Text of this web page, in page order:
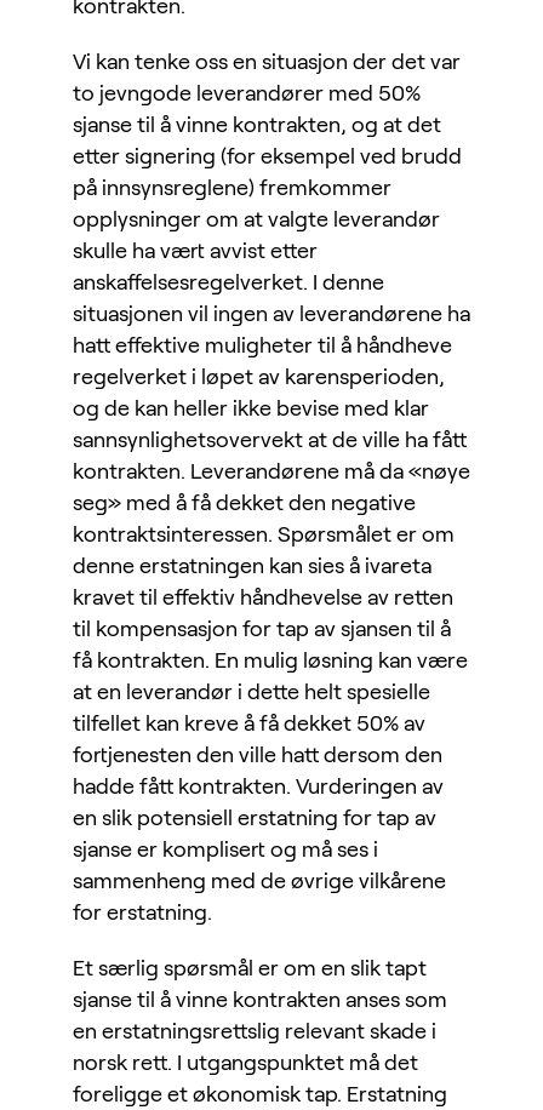
kontrakten.
Vi kan tenke oss en situasjon der det var
to jevngode leverandører med 50%
sjanse til å vinne kontrakten, og at det
etter signering (for eksempel ved brudd
på innsynsreglene) fremkommer
opplysninger om at valgte leverandør
skulle ha vært avvist etter
anskaffelsesregelverket. I denne
situasjonen vil ingen av leverandørene ha
hatt effektive muligheter til å håndheve
regelverket i løpet av karensperioden,
og de kan heller ikke bevise med klar
sannsynlighetsovervekt at de ville ha fått
kontrakten. Leverandørene må da «nøye
seg» med å få dekket den negative
kontraktsinteressen. Spørsmålet er om
denne erstatningen kan sies å ivareta
kravet til effektiv håndhevelse av retten
til kompensasjon for tap av sjansen til å
få kontrakten. En mulig løsning kan være
at en leverandør i dette helt spesielle
tilfellet kan kreve å få dekket 50% av
fortjenesten den ville hatt dersom den
hadde fått kontrakten. Vurderingen av
en slik potensiell erstatning for tap av
sjanse er komplisert og må ses i
sammenheng med de øvrige vilkårene
for erstatning.
Et særlig spørsmål er om en slik tapt
sjanse til å vinne kontrakten anses som
en erstatningsrettslig relevant skade i
norsk rett. I utgangspunktet må det
foreligge et økonomisk tap. Erstatning